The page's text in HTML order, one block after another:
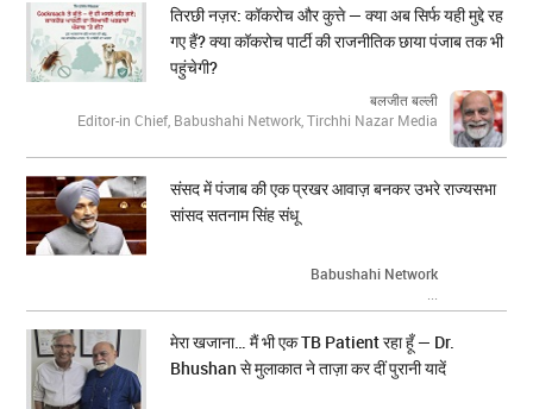
तिरछी नज़र: कॉकरोच और कुत्ते — क्या अब सिर्फ यही मुद्दे रह
गए हैं? क्या कॉकरोच पार्टी की राजनीतिक छाया पंजाब तक भी
पहुंचेगी?
बलजीत बल्ली
Editor-in Chief, Babushahi Network, Tirchhi Nazar Media
संसद में पंजाब की एक प्रखर आवाज़ बनकर उभरे राज्यसभा
सांसद सतनाम सिंह संधू
Babushahi Network
...
मेरा खजाना… मैं भी एक TB Patient रहा हूँ — Dr.
Bhushan से मुलाकात ने ताज़ा कर दीं पुरानी यादें